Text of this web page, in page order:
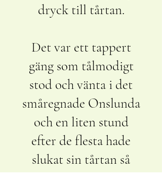
dryck till tårtan.
Det var ett tappert
gäng som tålmodigt
stod och vänta i det
småregnade Onslunda
och en liten stund
efter de flesta hade
slukat sin tårtan så
började det regna lite